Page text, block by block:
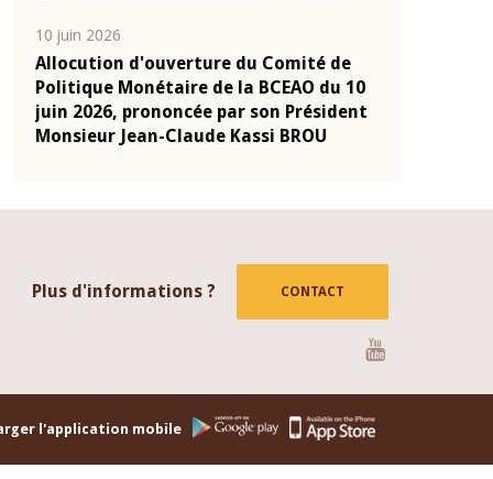
04 mars 2026
Allocution d'ouverture du Comité de
Politique Monétaire de la BCEAO du 4
mars 2026, prononcée par son Président
Monsieur Jean-Claude Kassi BROU
Plus d'informations ? CONTACT
l'application mobile